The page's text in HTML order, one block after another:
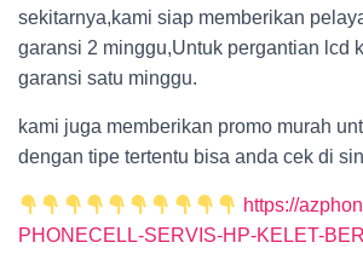
sekitarnya,kami siap memberikan
garansi 2 minggu,Untuk pergantian lcd
garansi satu minggu.
kami juga memberikan promo murah
dengan tipe tertentu bisa anda cek di
https://
PHONECELL-SERVIS-HP-KELET-